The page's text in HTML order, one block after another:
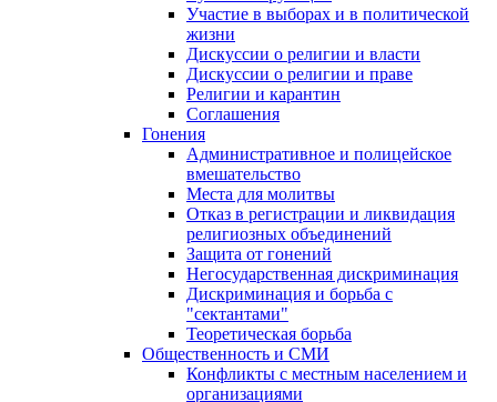
Участие в выборах и в политической
жизни
Дискуссии о религии и власти
Дискуссии о религии и праве
Религии и карантин
Соглашения
Гонения
Административное и полицейское
вмешательство
Места для молитвы
Отказ в регистрации и ликвидация
религиозных объединений
Защита от гонений
Негосударственная дискриминация
Дискриминация и борьба с
"сектантами"
Теоретическая борьба
Общественность и СМИ
Конфликты с местным населением и
организациями